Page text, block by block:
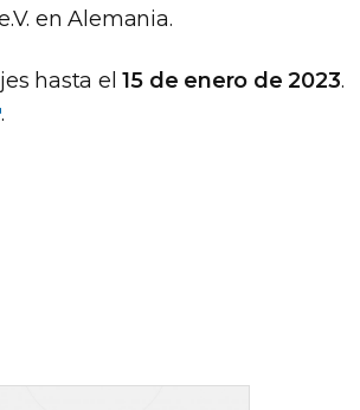
en Alemania.
hasta el15 de enero de 2023.
.